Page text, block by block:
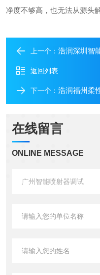
净度不够高，也无法从源头
上一个： 浩润深圳智
返回列表
下一个： 浩润福州柔
在线留言
ONLINE MESSAGE